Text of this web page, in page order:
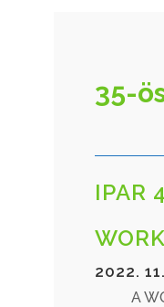
35-
IPAR
2022.
A